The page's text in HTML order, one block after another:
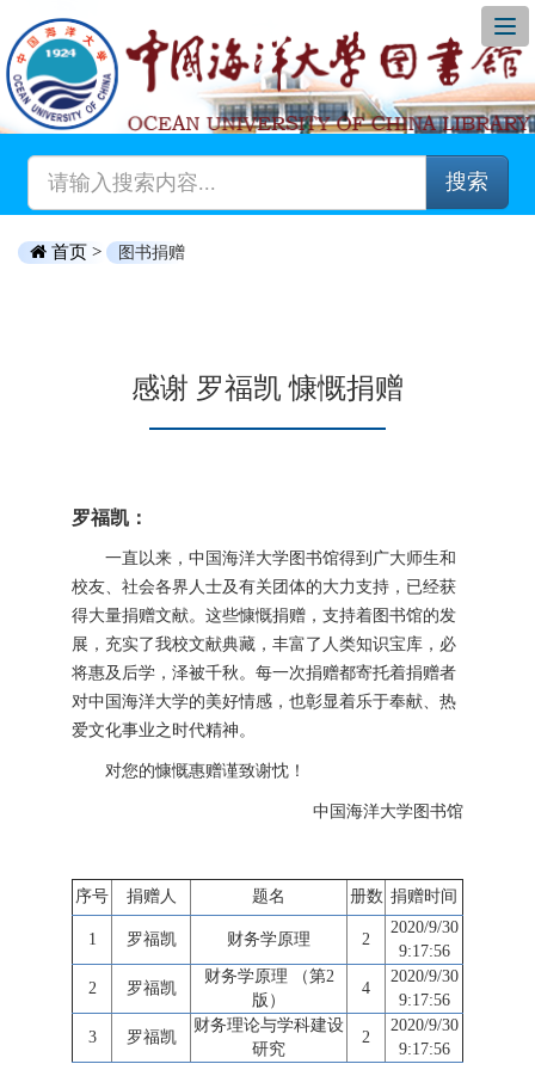
搜索
首页 > 图书捐赠
感谢 罗福凯 慷慨捐赠
罗福凯：
一直以来，中国海洋大学图书馆得到广大师生和
校友、社会各界人士及有关团体的大力支持，已经获
得大量捐赠文献。这些慷慨捐赠，支持着图书馆的发
展，充实了我校文献典藏，丰富了人类知识宝库，必
将惠及后学，泽被千秋。每一次捐赠都寄托着捐赠者
对中国海洋大学的美好情感，也彰显着乐于奉献、热
爱文化事业之时代精神。
对您的慷慨惠赠谨致谢忱！
中国海洋大学图书馆
序号 捐赠人 题名 册数 捐赠时间
1 罗福凯 财务学原理 2
2020/9/30
9:17:56
2 罗福凯
财务学原理 （第2
版）
4
2020/9/30
9:17:56
3 罗福凯
财务理论与学科建设
研究
2
2020/9/30
9:17:56